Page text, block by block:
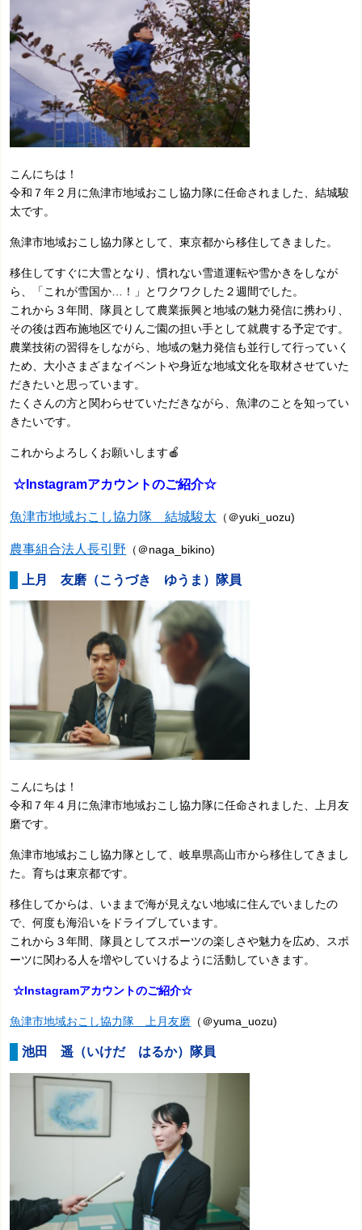
こんにちは！
令和７年２月に魚津市地域おこし協力隊に任命されました、結城駿
太です。
魚津市地域おこし協力隊として、東京都から移住してきました。
移住してすぐに大雪となり、慣れない雪道運転や雪かきをしなが
ら、「これが雪国か…！」とワクワクした２週間でした。
これから３年間、隊員として農業振興と地域の魅力発信に携わり、
その後は西布施地区でりんご園の担い手として就農する予定です。
農業技術の習得をしながら、地域の魅力発信も並行して行っていく
ため、大小さまざまなイベントや身近な地域文化を取材させていた
だきたいと思っています。
たくさんの方と関わらせていただきながら、魚津のことを知ってい
きたいです。
これからよろしくお願いします🍎
☆Instagramアカウントのご紹介☆
魚津市地域おこし協力隊 結城駿太 （＠yuki_uozu)
農事組合法人長引野 （＠naga_bikino)
上月 友磨（こうづき ゆうま）隊員
こんにちは！
令和７年４月に魚津市地域おこし協力隊に任命されました、上月友
磨です。
魚津市地域おこし協力隊として、岐阜県高山市から移住してきまし
た。育ちは東京都です。
移住してからは、いままで海が見えない地域に住んでいましたの
で、何度も海沿いをドライブしています。
これから３年間、隊員としてスポーツの楽しさや魅力を広め、スポ
ーツに関わる人を増やしていけるように活動していきます。
☆Instagramアカウントのご紹介☆
魚津市地域おこし協力隊 上月友磨 （＠yuma_uozu)
池田 遥（いけだ はるか）隊員